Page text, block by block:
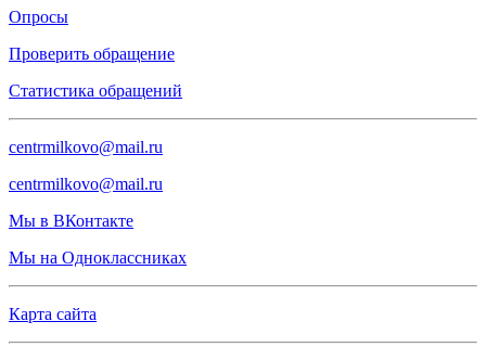
Опросы
Проверить обращение
Статистика обращений
centrmilkovo@mail.ru
centrmilkovo@mail.ru
Мы в ВКонтакте
Мы на Одноклассниках
Карта сайта